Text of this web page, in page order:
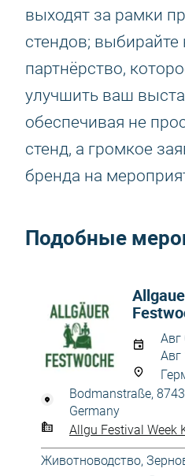
выходят за рамки
стендов; выбирайте
партнёрство,
улучшить ваш
обеспечивая не
стенд, а громкое
бренда на
Подобные
Авг
Авг
Bodmanstraße,
Germany
Allgu Festival Week
Животноводство,